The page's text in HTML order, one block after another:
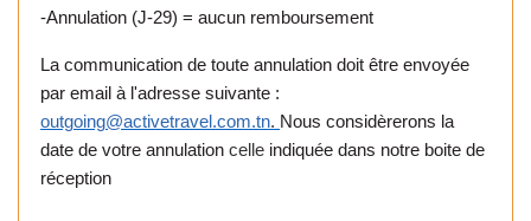
-Annulation (J-29) = aucun remboursement
La communication de toute annulation doit être envoyée
par email à l'adresse suivante :
outgoing@activetravel.com.tn. Nous considèrerons la
date de votre annulation celle indiquée dans notre boite de
réception